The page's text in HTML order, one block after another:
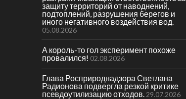
защиту территорий от наводнений,
подтоплений, разрушения берегов и
иного негативного воздействия вод.
05.08.2026
А король-то гол эксперимент похоже
провалился! 02.08.2026
Глава Росприроднадзора Светлана
Радионова подвергла резкой критике
псевдоутилизацию отходов. 29.07.2026